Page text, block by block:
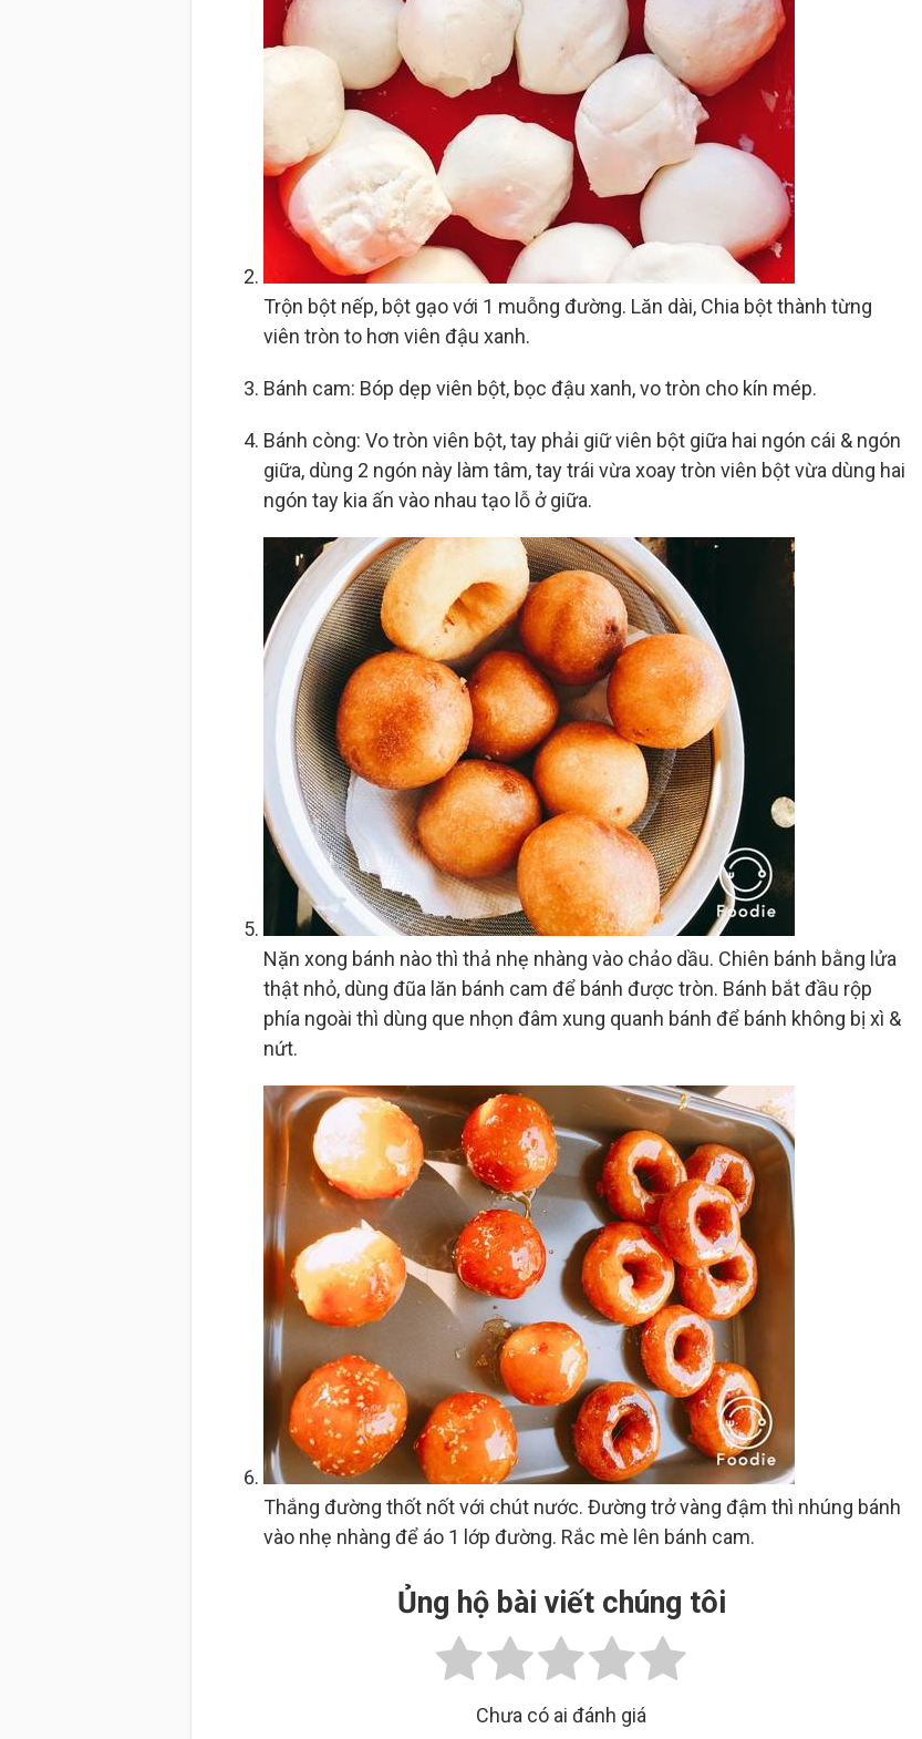
Trộn bột nếp, bột gạo với 1 muỗng đường. Lăn dài, Chia bột thành từng
viên tròn to hơn viên đậu xanh.
Bánh cam: Bóp dẹp viên bột, bọc đậu xanh, vo tròn cho kín mép.
Bánh còng: Vo tròn viên bột, tay phải giữ viên bột giữa hai ngón cái & ngón
giữa, dùng 2 ngón này làm tâm, tay trái vừa xoay tròn viên bột vừa dùng hai
ngón tay kia ấn vào nhau tạo lỗ ở giữa.
Nặn xong bánh nào thì thả nhẹ nhàng vào chảo dầu. Chiên bánh bằng lửa
thật nhỏ, dùng đũa lăn bánh cam để bánh được tròn. Bánh bắt đầu rộp
phía ngoài thì dùng que nhọn đâm xung quanh bánh để bánh không bị xì &
nứt.
Thắng đường thốt nốt với chút nước. Đường trở vàng đậm thì nhúng bánh
vào nhẹ nhàng để áo 1 lớp đường. Rắc mè lên bánh cam.
Ủng hộ bài viết chúng tôi
Chưa có ai đánh giá